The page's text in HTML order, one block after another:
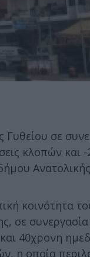
σε
κλοπών και -
κοινότητα
σε
40χρονη
η οποία